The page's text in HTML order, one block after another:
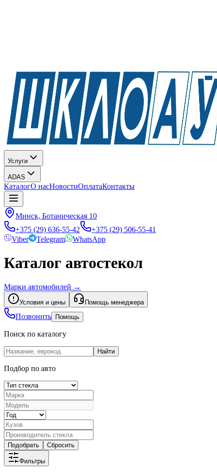
Услуги
ADAS
КаталогО насНовостиОплатаКонтакты
Минск, Ботаническая 10
+375 (29) 636-55-42
+375 (29) 506-55-41
Viber
Telegram WhatsApp
Каталог автостекол
Марки автомобилей →
Условия и цены Помощь менеджера
Позвонить Помощь
Поиск по каталогу
Найти
Подбор по авто
Подобрать Сбросить
Фильтры